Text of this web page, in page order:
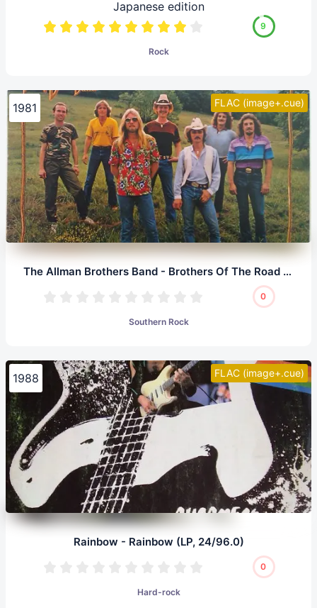
Japanese edition
9
Rock
FLAC (image+.cue)
1981
The Allman Brothers Band - Brothers Of The Road (LP, 24/192.0)
0
Southern Rock
FLAC (image+.cue)
1988
Rainbow - Rainbow (LP, 24/96.0)
0
Hard-rock